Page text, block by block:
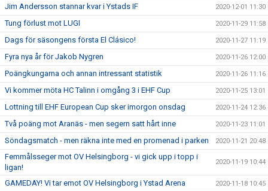
Jim Andersson stannar kvar i Ystads IF 2020-12-01 11:30
Tung förlust mot LUGI 2020-11-29 11:58
Dags för säsongens första El Clásico! 2020-11-27 11:19
Fyra nya år för Jakob Nygren 2020-11-26 12:00
Poängkungarna och annan intressant statistik 2020-11-26 11:16
Vi kommer möta HC Talinn i omgång 3 i EHF Cup 2020-11-25 13:01
Lottning till EHF European Cup sker imorgon onsdag 2020-11-24 12:36
Två poäng mot Aranäs - men segern satt hårt inne 2020-11-23 11:01
Söndagsmatch - men räkna inte med en promenad i parken 2020-11-21 20:48
Femmålsseger mot OV Helsingborg - vi gick upp i topp i
ligan!
2020-11-19 10:44
GAMEDAY! Vi tar emot OV Helsingborg i Ystad Arena 2020-11-18 10:45